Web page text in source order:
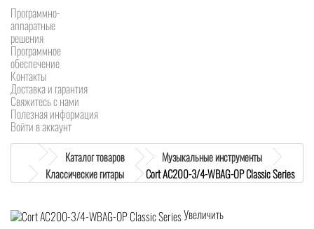
Программно-
аппаратные
решения
Программное
обеспечение
Контакты
Доставка и гарантия
Свяжитесь с нами
Полезная информация
Войти в аккаунт
Каталог товаров
Музыкальные инструменты
Классические гитары
Cort AC200-3/4-WBAG-OP Classic Series
Увеличить